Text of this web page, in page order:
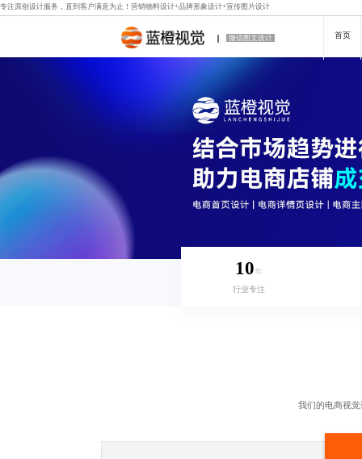
专注原创设计服务，直到客户满意为止！ 营销物料设计+品牌形象设计+宣传图片设计
微信图文设计 首页
10年
行业专注
我们的电商视